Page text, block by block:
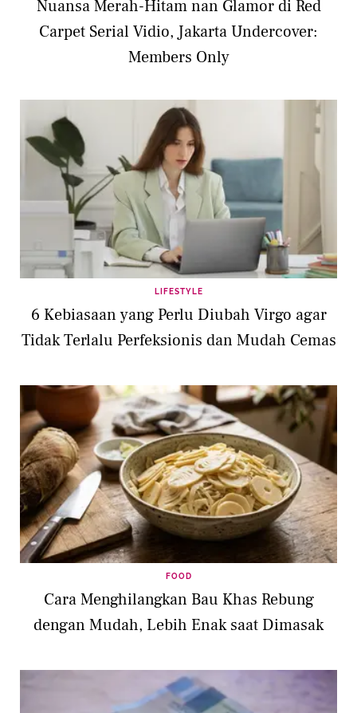
Nuansa Merah-Hitam nan Glamor di Red
Carpet Serial Vidio, Jakarta Undercover:
Members Only
LIFESTYLE
6 Kebiasaan yang Perlu Diubah Virgo agar
Tidak Terlalu Perfeksionis dan Mudah Cemas
FOOD
Cara Menghilangkan Bau Khas Rebung
dengan Mudah, Lebih Enak saat Dimasak